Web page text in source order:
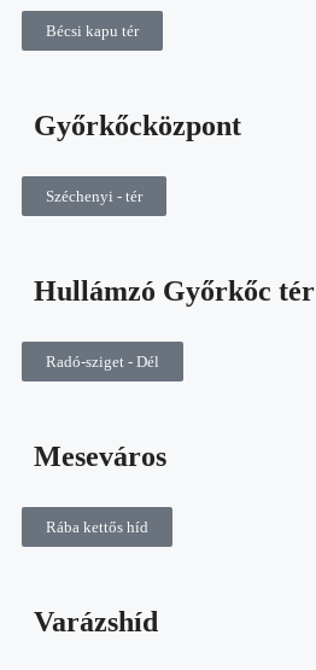
Bécsi kapu tér
Győrkőcközpont
Széchenyi - tér
Hullámzó Győrkőc tér
Radó-sziget - Dél
Meseváros
Rába kettős híd
Varázshíd